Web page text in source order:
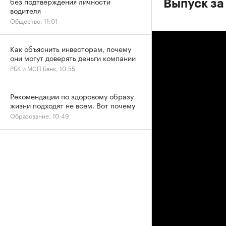
Выпуск
водителя
Общество, 11:01
Как объяснить инвесторам, почему
они могут доверять деньги компании
РБК и МСП Банк, 10:55
Рекомендации по здоровому образу
жизни подходят не всем. Вот почему
Образование, 10:49